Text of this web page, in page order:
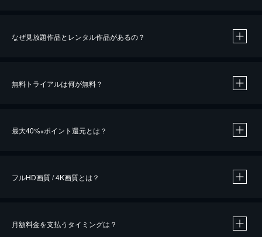
なぜ見放題作品とレンタル作品があるの？
無料トライアルは何が無料？
最大40%※ポイント還元とは？
※40％ポイント還元の対象は、クレジットカード決済による作品の購入 / レンタルです。
フルHD画質 / 4K画質とは？
月額料金を支払うタイミングは？